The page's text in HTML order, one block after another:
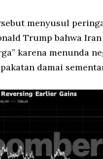
menyusul
Trump bahwa
karena menunda
damai